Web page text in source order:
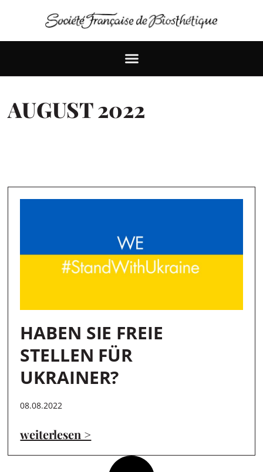
AUGUST 2022
HABEN SIE FREIE
STELLEN FÜR
UKRAINER?
08.08.2022
weiterlesen >